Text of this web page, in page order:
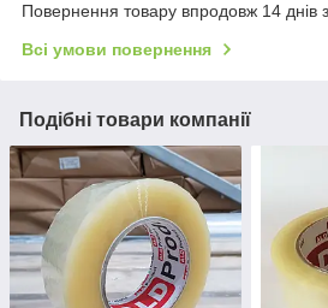
Повернення товару впродовж 14 днів
Всі умови повернення
Подібні товари компанії